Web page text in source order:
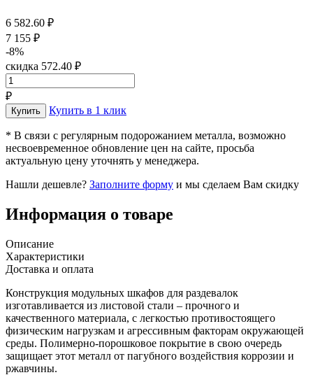
6 582.60 ₽
7 155 ₽
-8%
скидка 572.40 ₽
₽
Купить в 1 клик
* В связи с регулярным подорожанием металла, возможно
несвоевременное обновление цен на сайте, просьба
актуальную цену уточнять у менеджера.
Нашли дешевле? Заполните форму и мы сделаем Вам скидку
Информация о товаре
Описание
Характеристики
Доставка и оплата
Конструкция модульных шкафов для раздевалок
изготавливается из листовой стали – прочного и
качественного материала, с легкостью противостоящего
физическим нагрузкам и агрессивным факторам окружающей
среды. Полимерно-порошковое покрытие в свою очередь
защищает этот металл от пагубного воздействия коррозии и
ржавчины.